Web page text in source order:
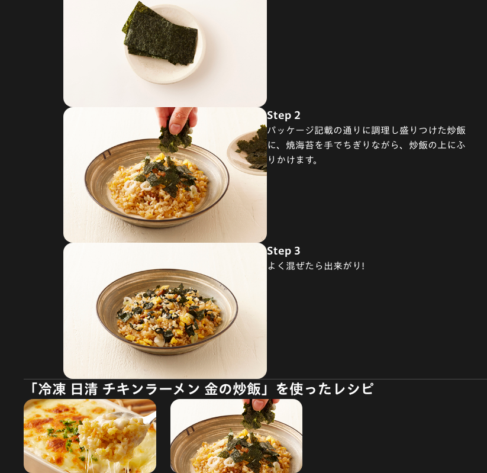
Step 2
パッケージ記載の通りに調理し盛りつけた炒飯
に、焼海苔を手でちぎりながら、炒飯の上にふ
りかけます。
Step 3
よく混ぜたら出来がり!
「冷凍 日清 チキンラーメン 金の炒飯」を使ったレシピ